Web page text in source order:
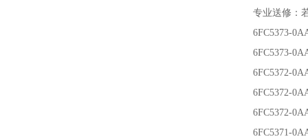
专业送修‌：
6FC5373-
6FC5373-
6FC5372-
6FC5372-
6FC5372-
6FC5371-